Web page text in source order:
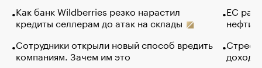
Как банк Wildberries резко нарастил
кредиты селлерам до атак на склады
Сотрудники открыли новый способ вредить
компаниям. Зачем им это
ЕС
нефти